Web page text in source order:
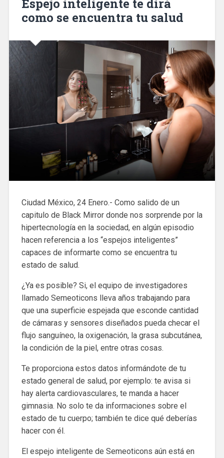
Espejo inteligente te dirá
como se encuentra tu salud
Ciudad México, 24 Enero.- Como salido de un
capitulo de Black Mirror donde nos sorprende por la
hipertecnología en la sociedad, en algún episodio
hacen referencia a los “espejos inteligentes”
capaces de informarte como se encuentra tu
estado de salud.
¿Ya es posible? Si, el equipo de investigadores
llamado Semeoticons lleva años trabajando para
que una superficie espejada que esconde cantidad
de cámaras y sensores diseñados pueda checar el
flujo sanguíneo, la oxigenación, la grasa subcutánea,
la condición de la piel, entre otras cosas.
Te proporciona estos datos informándote de tu
estado general de salud, por ejemplo: te avisa si
hay alerta cardiovasculares, te manda a hacer
gimnasia. No solo te da informaciones sobre el
estado de tu cuerpo; también te dice qué deberías
hacer con él.
El espejo inteligente de Semeoticons aún está en